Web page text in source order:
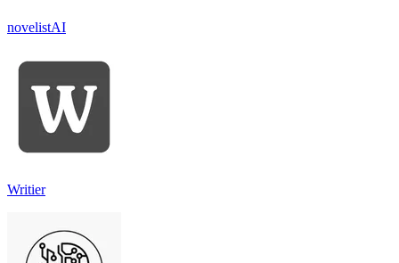
novelistAI
Writier